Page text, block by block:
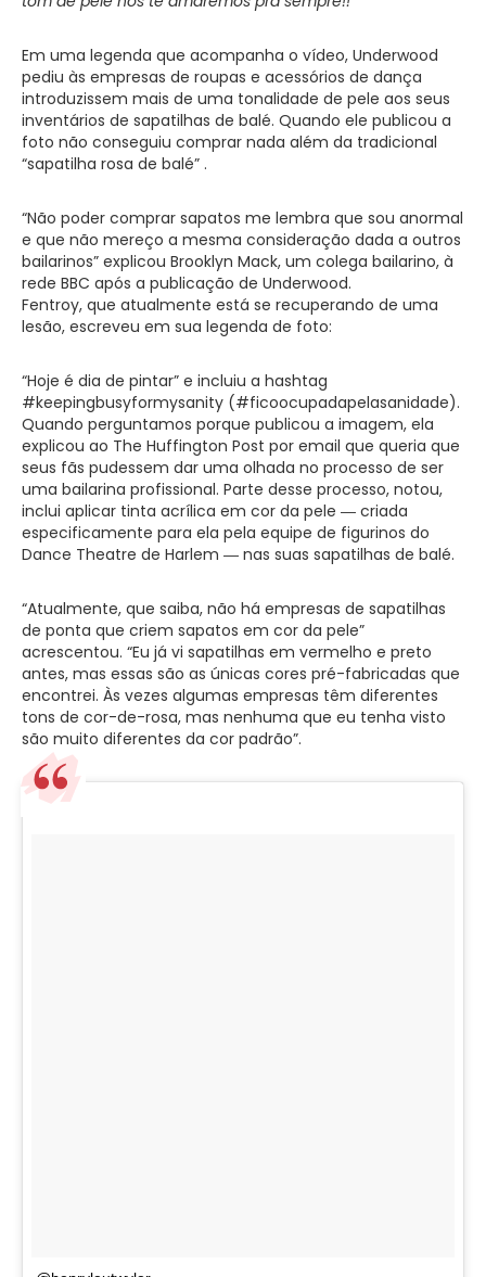
Em uma legenda que acompanha o vídeo, Underwood
pediu às empresas de roupas e acessórios de dança
introduzissem mais de uma tonalidade de pele aos seus
inventários de sapatilhas de balé. Quando ele publicou a
foto não conseguiu comprar nada além da tradicional
“sapatilha rosa de balé” .
“Não poder comprar sapatos me lembra que sou anormal
e que não mereço a mesma consideração dada a outros
bailarinos” explicou Brooklyn Mack, um colega bailarino, à
rede BBC após a publicação de Underwood.
Fentroy, que atualmente está se recuperando de uma
lesão, escreveu em sua legenda de foto:
“Hoje é dia de pintar” e incluiu a hashtag
#keepingbusyformysanity (#ficoocupadapelasanidade).
Quando perguntamos porque publicou a imagem, ela
explicou ao The Huffington Post por email que queria que
seus fãs pudessem dar uma olhada no processo de ser
uma bailarina profissional. Parte desse processo, notou,
inclui aplicar tinta acrílica em cor da pele ― criada
especificamente para ela pela equipe de figurinos do
Dance Theatre de Harlem ― nas suas sapatilhas de balé.
“Atualmente, que saiba, não há empresas de sapatilhas
de ponta que criem sapatos em cor da pele”
acrescentou. “Eu já vi sapatilhas em vermelho e preto
antes, mas essas são as únicas cores pré-fabricadas que
encontrei. Às vezes algumas empresas têm diferentes
tons de cor-de-rosa, mas nenhuma que eu tenha visto
são muito diferentes da cor padrão”.